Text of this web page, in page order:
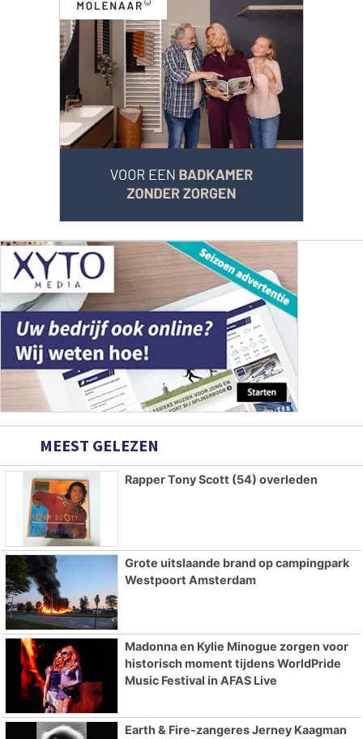
MEEST GELEZEN
Rapper Tony Scott (54) overleden
Grote uitslaande brand op campingpark
Westpoort Amsterdam
Madonna en Kylie Minogue zorgen voor
historisch moment tijdens WorldPride
Music Festival in AFAS Live
Earth & Fire-zangeres Jerney Kaagman